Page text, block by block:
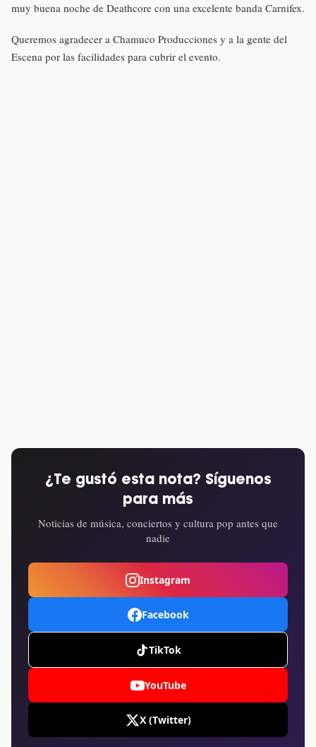
muy buena noche de Deathcore con una excelente banda Carnifex.
Queremos agradecer a Chamuco Producciones y a la gente del
Escena por las facilidades para cubrir el evento.
¿Te gustó esta nota? Síguenos
para más
Noticias de música, conciertos y cultura pop antes que
nadie
Instagram
Facebook
TikTok
YouTube
X (Twitter)